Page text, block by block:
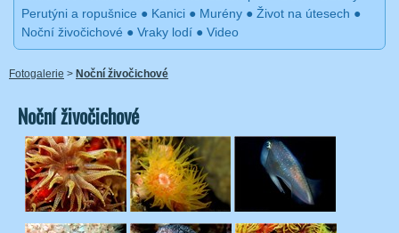
Perutýni a ropušnice ● Kanici ● Murény ● Život na útesech ●
Noční živočichové ● Vraky lodí ● Video
Fotogalerie > Noční živočichové
Noční živočichové